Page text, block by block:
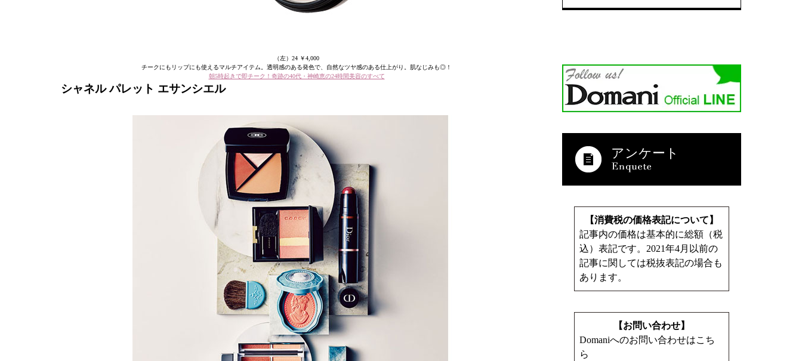
（左）24 ￥4,000
チークにもリップにも使えるマルチアイテム。透明感のある発色で、自然なツヤ感のある仕上がり。肌なじみも◎！
朝5時起きで即チーク！奇跡の40代・神崎恵の24時間美容のすべて
シャネル パレット エサンシエル
アンケート
【消費税の価格表記について】
記事内の価格は基本的に総額（税
込）表記です。2021年4月以前の
記事に関しては税抜表記の場合も
あります。
【お問い合わせ】
Domaniへのお問い合わせはこち
ら